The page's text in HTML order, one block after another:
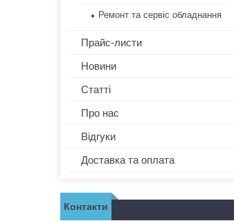
Ремонт та сервіс обладнання
Прайс-листи
Новини
Статті
Про нас
Відгуки
Доставка та оплата
Контакти